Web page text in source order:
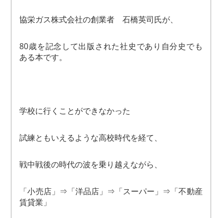
協栄ガス株式会社の創業者 石橋英司氏が、
80歳を記念して出版された社史であり自分史でも
ある本です。
学校に行くことができなかった
試練ともいえるような高校時代を経て、
戦中戦後の時代の波を乗り越えながら、
「小売店」⇒「洋品店」⇒「スーパー」⇒「不動産
賃貸業」